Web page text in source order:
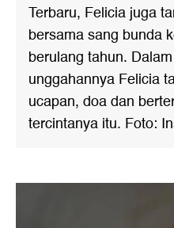
Terbaru, Felicia juga
bersama sang bunda
berulang tahun.
unggahannya Felicia
ucapan, doa dan
tercintanya itu. Foto: